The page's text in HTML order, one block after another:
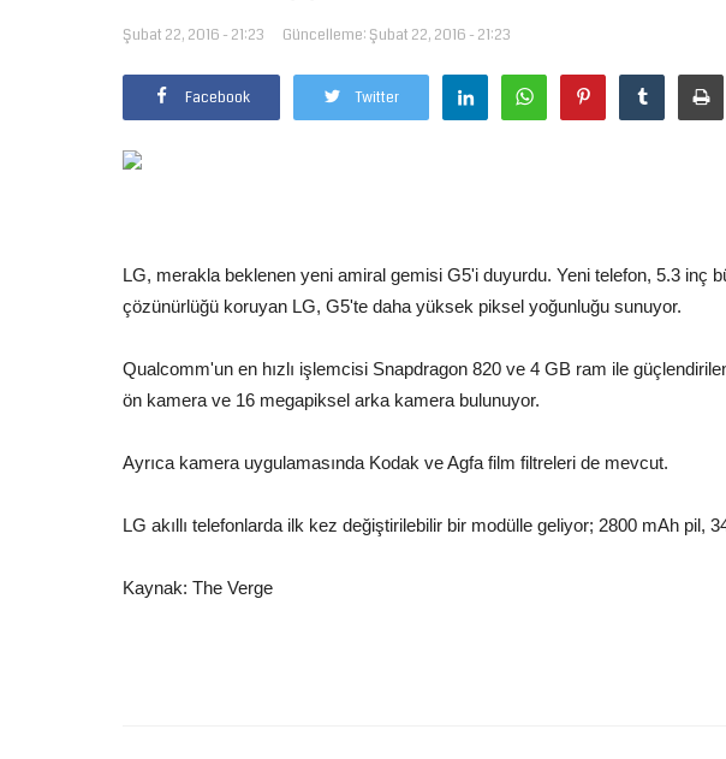
Şubat 22, 2016 - 21:23 Güncelleme: Şubat 22, 2016 - 21:23
Facebook Twitter
LG, merakla beklenen yeni amiral gemisi G5'i duyurdu. Yeni telefon, 5.3 inç
çözünürlüğü koruyan LG, G5'te daha yüksek piksel yoğunluğu sunuyor.
Qualcomm'un en hızlı işlemcisi Snapdragon 820 ve 4 GB ram ile
ön kamera ve 16 megapiksel arka kamera bulunuyor.
Ayrıca kamera uygulamasında Kodak ve Agfa film filtreleri de mevcut.
LG akıllı telefonlarda ilk kez değiştirilebilir bir modülle geliyor; 2800 mAh pil,
Kaynak: The Verge